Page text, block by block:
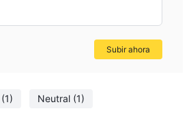
(1) Neutral (1)
Subir ahora